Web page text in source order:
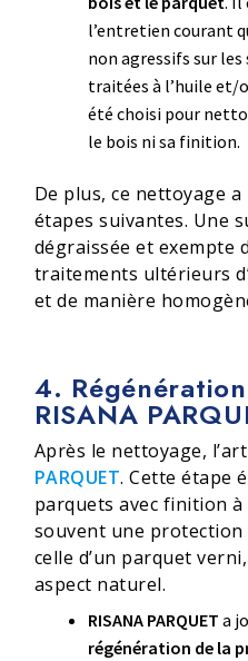
l’entretien courant
non agressifs sur les
traitées à l’huile et/
été choisi pour
le bois ni sa finition.
De plus, ce nettoyage
étapes suivantes. Une
dégraissée et exempte
traitements ultérieurs
et de manière
4.
RISANA
Après le nettoyage,
PARQUET. Cette étape
parquets avec finition
souvent une protection
celle d’un parquet
aspect naturel.
RISANA PARQUET a
régénération de la